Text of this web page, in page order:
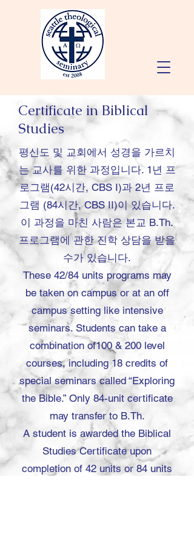
Certificate in Biblical
Studies
평신도 및 교회에서 성경을 가르치
는 교사를 위한 과정입니다. 1년 프
로그램(42시간, CBS I)과 2년 프로
그램 (84시간, CBS II)이 있습니다.
이 과정을 마친 사람은 본교 B.Th.
프로그램에 관한 진학 상담을 받을
수가 있습니다.
These 42/84 units programs may
be taken on campus or at an off
campus setting like intensive
seminars. Students can take a
combination of100 & 200 level
courses, including 18 credits of
special seminars called “Exploring
the Bible.” Only 84-unit certificate
may transfer to B.Th.
A student is awarded the Biblical
Studies Certificate upon
completion of 42 units or 84 units